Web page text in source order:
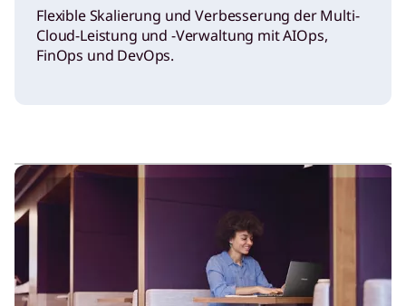
Flexible Skalierung und Verbesserung der Multi-
Cloud-Leistung und -Verwaltung mit AIOps,
FinOps und DevOps.